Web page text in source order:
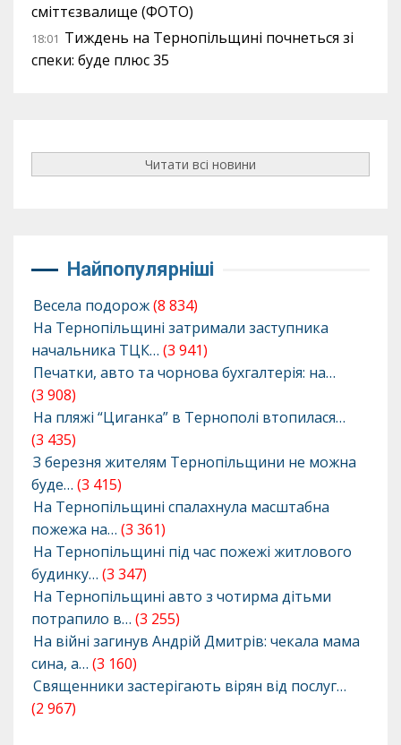
сміттєзвалище (ФОТО)
18:01 Тиждень на Тернопільщині почнеться зі
спеки: буде плюс 35
Читати всі новини
Найпопулярніші
Весела подорож(8 834)
На Тернопільщині затримали заступника
начальника ТЦК… (3 941)
Печатки, авто та чорнова бухгалтерія: на…
(3 908)
На пляжі “Циганка” в Тернополі втопилася…
(3 435)
З березня жителям Тернопільщини не можна
буде… (3 415)
На Тернопільщині спалахнула масштабна
пожежа на… (3 361)
На Тернопільщині під час пожежі житлового
будинку… (3 347)
На Тернопільщині авто з чотирма дітьми
потрапило в… (3 255)
На війні загинув Андрій Дмитрів: чекала мама
сина, а… (3 160)
Священники застерігають вірян від послуг…
(2 967)